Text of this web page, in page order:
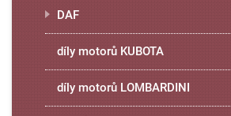
DAF
díly motorů KUBOTA
díly motorů LOMBARDINI